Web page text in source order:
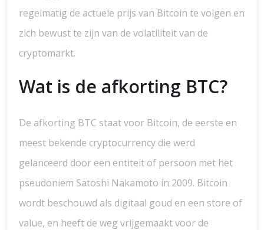
regelmatig de actuele prijs van Bitcoin te volgen en
zich bewust te zijn van de volatiliteit van de
cryptomarkt.
Wat is de afkorting BTC?
De afkorting BTC staat voor Bitcoin, de eerste en
meest bekende cryptocurrency die werd
gelanceerd door een entiteit of persoon met het
pseudoniem Satoshi Nakamoto in 2009. Bitcoin
wordt beschouwd als digitaal goud en een store of
value, en heeft de weg vrijgemaakt voor de